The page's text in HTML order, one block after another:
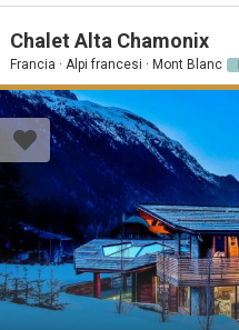
Chalet Alta Chamonix
Francia · Alpi francesi · Mont Blanc